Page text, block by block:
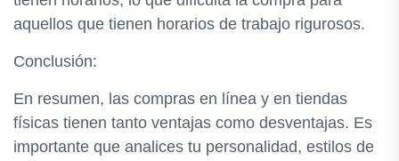
aquellos que tienen horarios de trabajo rigurosos.
Conclusión:
En resumen, las compras en línea y en tiendas
físicas tienen tanto ventajas como desventajas. Es
importante que analices tu personalidad, estilos de